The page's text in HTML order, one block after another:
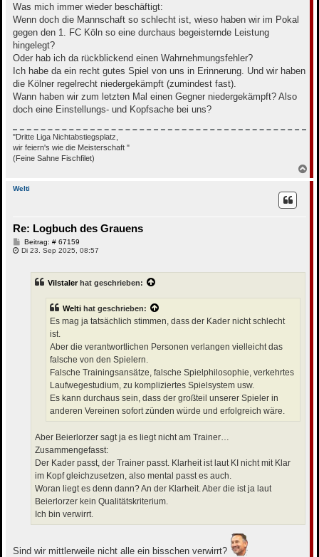
t
a
g
Was mich immer wieder beschäftigt:
Wenn doch die Mannschaft so schlecht ist, wieso haben wir im Pokal
gegen den 1. FC Köln so eine durchaus begeisternde Leistung
hingelegt?
Oder hab ich da rückblickend einen Wahrnehmungsfehler?
Ich habe da ein recht gutes Spiel von uns in Erinnerung. Und wir haben
die Kölner regelrecht niedergekämpft (zumindest fast).
Wann haben wir zum letzten Mal einen Gegner niedergekämpft? Also
doch eine Einstellungs- und Kopfsache bei uns?
"Dritte Liga Nichtabstiegsplatz,
wir feiern's wie die Meisterschaft "
(Feine Sahne Fischfilet)
a
Welti
Re: Logbuch des Grauens
Beitrag: # 67159B
e
a
Di 23. Sep 2025, 08:57
Vilstalerhat geschrieben:
Welti hat geschrieben:
Es mag ja tatsächlich stimmen, dass der Kader nicht schlecht
ist.
Aber die verantwortlichen Personen verlangen vielleicht das
falsche von den Spielern.
Falsche Trainingsansätze, falsche Spielphilosophie, verkehrtes
Laufwegestudium, zu kompliziertes Spielsystem usw.
Es kann durchaus sein, dass der großteil unserer Spieler in
anderen Vereinen sofort zünden würde und erfolgreich wäre.
Aber Beierlorzer sagt ja es liegt nicht am Trainer…
Zusammengefasst:
Der Kader passt, der Trainer passt. Klarheit ist laut KI nicht mit Klar
im Kopf gleichzusetzen, also mental passt es auch.
Woran liegt es denn dann? An der Klarheit. Aber die ist ja laut
Beierlorzer kein Qualitätskriterium.
Ich bin verwirrt.
Sind wir mittlerweile nicht alle ein bisschen verwirrt?